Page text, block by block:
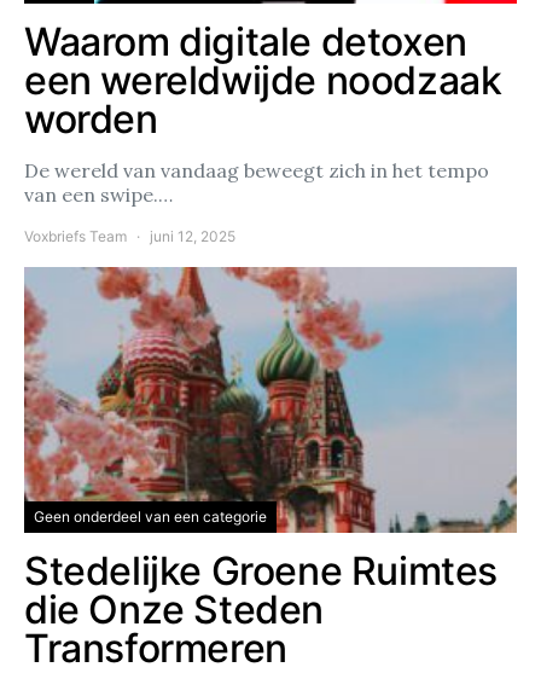
Waarom digitale detoxen
een wereldwijde noodzaak
worden
De wereld van vandaag beweegt zich in het tempo
van een swipe.…
Voxbriefs Team juni 12, 2025
Geen onderdeel van een categorie
Stedelijke Groene Ruimtes
die Onze Steden
Transformeren